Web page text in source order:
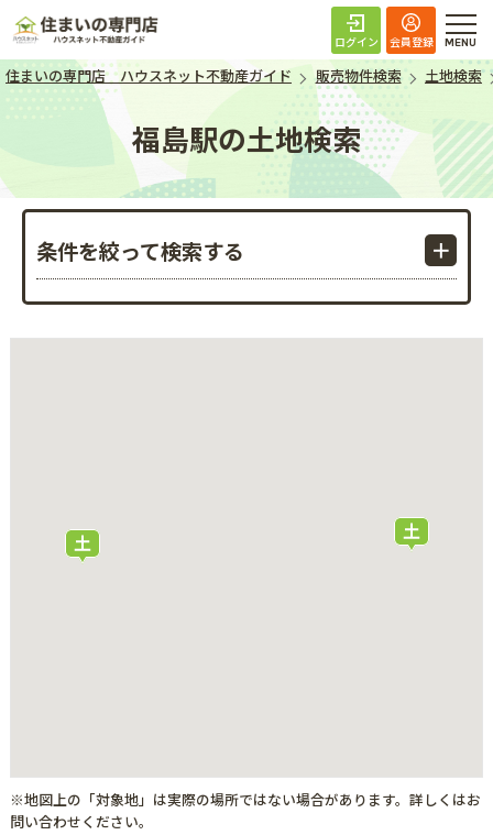
住まいの専門店 ハ
ログイン 会員登録
住まいの専門店 ハウスネット不動産ガイド 販売物件検索 土地検索
福島駅の土地検索
条件を絞って検索する
※地図上の「対象地」は実際の場所ではない場合があります。詳しくはお
問い合わせください。